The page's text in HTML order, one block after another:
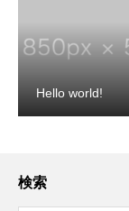
Hello world!
検索